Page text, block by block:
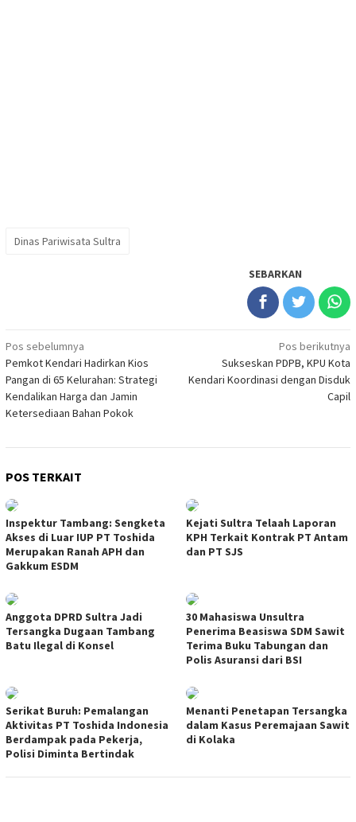
Dinas Pariwisata Sultra
SEBARKAN
Navigasi
pos
Pos sebelumnya
Pemkot Kendari Hadirkan Kios
Pangan di 65 Kelurahan: Strategi
Kendalikan Harga dan Jamin
Ketersediaan Bahan Pokok
Pos berikutnya
Sukseskan PDPB, KPU Kota
Kendari Koordinasi dengan Disduk
Capil
POS TERKAIT
Inspektur Tambang: Sengketa
Akses di Luar IUP PT Toshida
Merupakan Ranah APH dan
Gakkum ESDM
Kejati Sultra Telaah Laporan
KPH Terkait Kontrak PT Antam
dan PT SJS
Anggota DPRD Sultra Jadi
Tersangka Dugaan Tambang
Batu Ilegal di Konsel
30 Mahasiswa Unsultra
Penerima Beasiswa SDM Sawit
Terima Buku Tabungan dan
Polis Asuransi dari BSI
Serikat Buruh: Pemalangan
Aktivitas PT Toshida Indonesia
Berdampak pada Pekerja,
Polisi Diminta Bertindak
Menanti Penetapan Tersangka
dalam Kasus Peremajaan Sawit
di Kolaka